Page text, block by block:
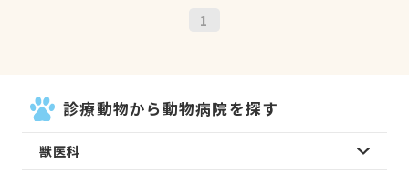
1
診療動物から動物病院を探す
獣医科